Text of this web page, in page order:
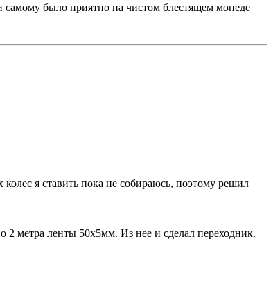
самому было приятно на чистом блестящем мопеде
я ставить пока не собираюсь, поэтому решил
2 метра ленты 50х5мм. Из нее и сделал переходник.